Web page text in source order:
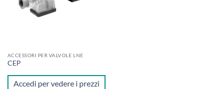
ACCESSORI PER VALVOLE LNE
CEP
Accedi per vedere i prezzi